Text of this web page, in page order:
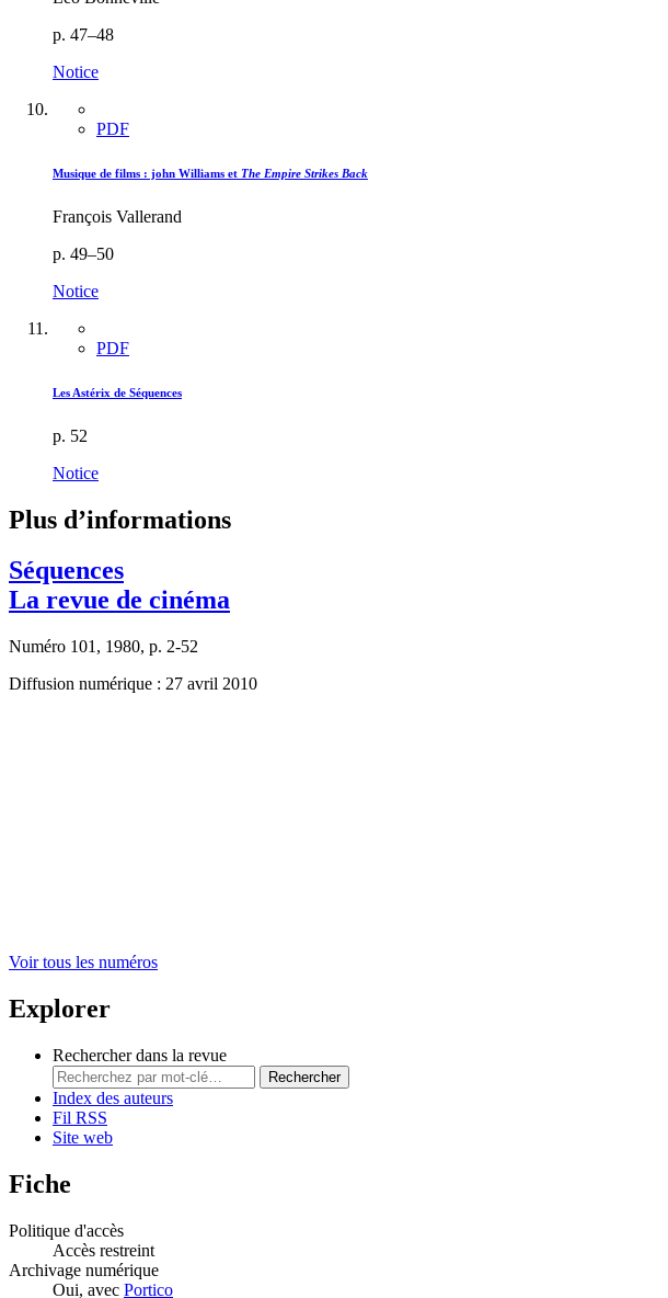
p. 47–48
Notice
PDF
Musique de films : john Williams et The Empire Strikes Back
François Vallerand
p. 49–50
Notice
PDF
Les Astérix de Séquences
p. 52
Notice
Plus d’informations
Séquences
La revue de cinéma
Numéro 101, 1980, p. 2-52
Diffusion numérique : 27 avril 2010
Voir tous les numéros
Explorer
Rechercher dans la revue
Rechercher
Index des auteurs
Fil RSS
Site web
Fiche
Politique d'accès
Accès restreint
Archivage numérique
Oui, avec Portico